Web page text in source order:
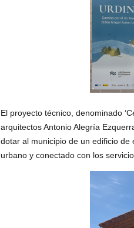
El proyecto técnico, denominado
arquitectos Antonio Alegría
dotar al municipio de un edificio
urbano y conectado con los